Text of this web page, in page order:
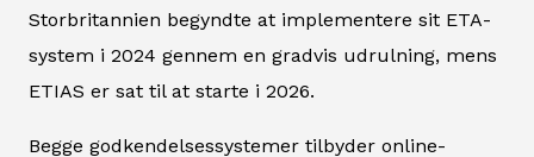
Storbritannien begyndte at implementere sit ETA-
system i 2024 gennem en gradvis udrulning, mens
ETIAS er sat til at starte i 2026.
Begge godkendelsessystemer tilbyder online-